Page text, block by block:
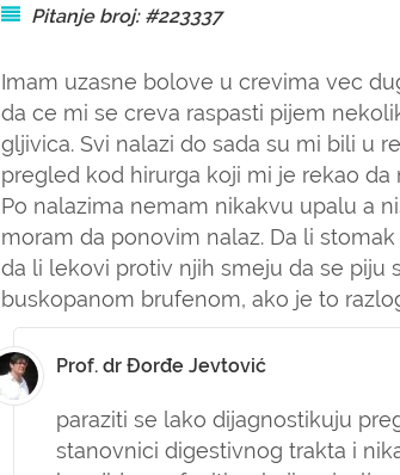
Pitanje broj: #223337
Imam uzasne bolove u crevima vec
da ce mi se creva raspasti pijem
gljivica. Svi nalazi do sada su mi bili u
pregled kod hirurga koji mi je rekao
Po nalazima nemam nikakvu upalu a
moram da ponovim nalaz. Da li
da li lekovi protiv njih smeju da se piju
buskopanom brufenom, ako je to
Prof. dr Đorđe Jevtović
paraziti se lako dijagnostikuju
stanovnici digestivnog trakta i